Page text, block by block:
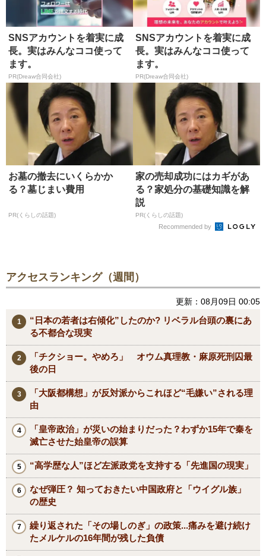
SNSアカウントを着実に成
長。実はみんなココ使って
ます。
PR(Dreaw合同会社)
SNSアカウントを着実に成
長。実はみんなココ使って
ます。
PR(Dreaw合同会社)
お墓の撤去にいくらかか
る？墓じまい費用
PR(くらしの話題)
家の売却成功にはカギがあ
る？家処分の基礎知識を解
説
PR(くらしの話題)
Recommended by
アクセスランキング（週間）
更新：08月09日 00:05
“日本の若者は右傾化”したのか? リベラル台頭の裏にあ
る不都合な現実
「チクショー。やめろ」 オウム真理教・麻原死刑囚最
後の日
「大阪都構想」が反対派からこれほど“毛嫌い”される理
由
「皇帝政治」が災いの始まりだった？わずか15年で秦を
滅亡させた始皇帝の誤算
“高学歴な人”ほど左派政党を支持する「先進国の現実」
なぜ弾圧？ 知っておきたい中国政府と「ウイグル族」
の歴史
繰り返された「その場しのぎ」の政策...痛みを避け続け
たメルケルの16年間が残した負債